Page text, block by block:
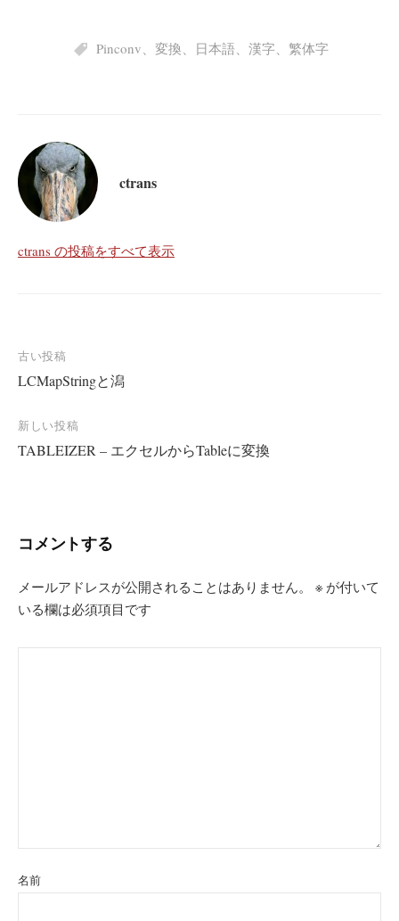
Pinconv 変換 日本語 漢字、 繁体字
ctrans
ctrans の投稿をすべて表示
投
稿
ナ
ビ
ョ
古い投稿
LCMapStringと潟
新しい投稿
TABLEIZER – エクセルからTableに変換
コメントする
メールアドレスが公開されることはありません。 ※ が付いて
いる欄は必須項目です
名前